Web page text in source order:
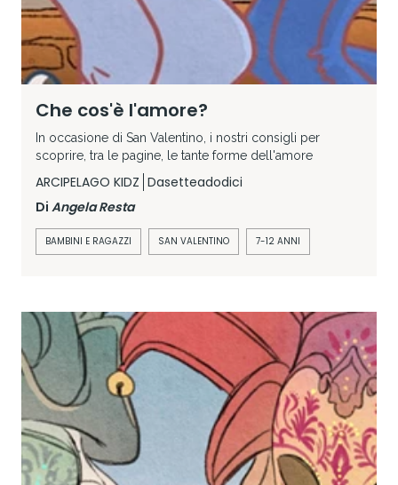
Che cos'è l'amore?
In occasione di San Valentino, i nostri consigli per
scoprire, tra le pagine, le tante forme dell'amore
ARCIPELAGO KIDZ Dasetteadodici
Di Angela Resta
BAMBINI E RAGAZZI SAN VALENTINO 7-12 ANNI